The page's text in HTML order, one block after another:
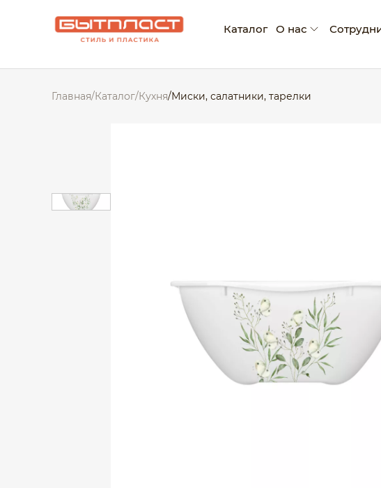
Каталог О нас
О компании
Награды и
Главная/Каталог/Кухня/Миски, салатники, тарелки